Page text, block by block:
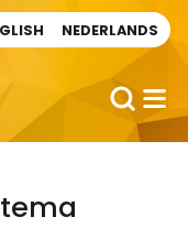
NEDERLANDS